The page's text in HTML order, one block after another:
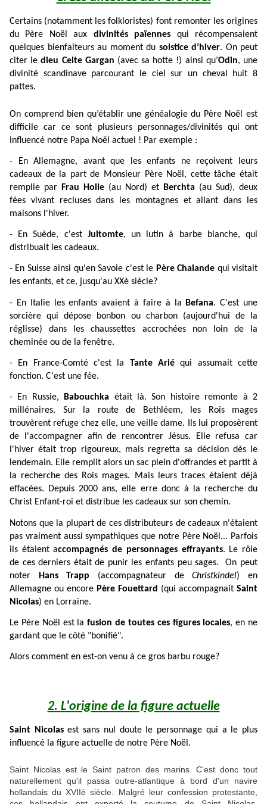
Certains (notamment les folkloristes) font remonter les origines
du Père Noël aux divinités païennes qui récompensaient
quelques bienfaiteurs au moment du solstice d’hiver. On peut
citer ledieu Celte Gargan (avec sa hotte !) ainsi qu’Odin, une
divinité scandinave parcourant le ciel sur un cheval huit 8
pattes.
On comprend bien qu’établir une généalogie du Père Noël est
difficile car ce sont plusieurs personnages/divinités qui ont
influencé notre Papa Noël actuel ! Par exemple :
- En Allemagne, avant que les enfants ne reçoivent leurs
cadeaux de la part de Monsieur Père Noël, cette tâche était
remplie par
Frau Holle (au Nord) et Berchta (au Sud), deux
fées vivant recluses dans les montagnes et allant dans les
maisons l'hiver.
- En Suède, c'est Jultomte, un lutin à barbe blanche, qui
distribuait les cadeaux.
- En Suisse ainsi qu'en Savoie c'est le Père Chalande qui visitait
les enfants, et ce, jusqu'au XXè siècle?
- En Italie les enfants avaient à faire à la Befana. C'est une
sorcière qui dépose bonbon ou charbon (aujourd'hui de la
réglisse) dans les chaussettes accrochées non loin de la
cheminée ou de la fenêtre.
- En France-Comté c'est la Tante Arié qui assumait cette
fonction. C'est une fée.
- En Russie, Babouchka était là. Son histoire remonte à 2
millénaires. Sur la route de Bethléem, les Rois mages
trouvèrent refuge chez elle, une veille dame. Ils lui proposèrent
de l'accompagner afin de rencontrer Jésus. Elle refusa car
l'hiver était trop rigoureux, mais regretta sa décision dès le
lendemain. Elle remplit alors un sac plein d'offrandes et partit à
la recherche des Rois mages. Mais leurs traces étaient déjà
effacées. Depuis 2000 ans, elle erre donc à la recherche du
Christ Enfant-roi et distribue les cadeaux sur son chemin.
Notons que la plupart de ces distributeurs de cadeaux n'étaient
pas vraiment aussi sympathiques que notre Père Noël... Parfois
ils étaient accompagnés de personnages effrayants. Le rôle
de ces derniers était de punir les enfants peu sages. On peut
noter
Hans Trapp (accompagnateur deChristkindel) en
Allemagne ou encore Père Fouettard (qui accompagnait Saint
Nicolas) en Lorraine.
Le Père Noël est lafusion de toutes ces figures locales, en ne
gardant que le côté "bonifié".
Alors comment en est-on venu à ce gros barbu rouge?
2. L'origine de la figure actuelle
Saint Nicolasest sans nul doute le personnage qui a le plus
influencé la figure actuelle de notre Père Noël.
Saint Nicolas est le Saint patron des marins. C'est donc tout
naturellement qu'il passa outre-atlantique à bord d'un navire
hollandais du XVIIè siècle. Malgré leur confession protestante,